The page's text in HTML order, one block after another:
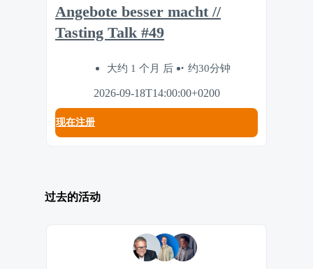
Angebote besser macht //
Tasting Talk #49
大约 1 个月 后 约30分钟
2026-09-18T14:00:00+0200
现在注册
过去的活动